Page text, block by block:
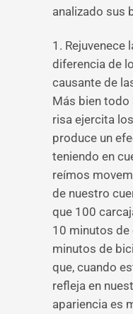
analizado sus
1. Rejuvenece
diferencia de
causante de
Más bien todo
risa ejercita
produce un
teniendo en
reímos
de nuestro
que 100
10 minutos
minutos de
que, cuando
refleja en
apariencia es